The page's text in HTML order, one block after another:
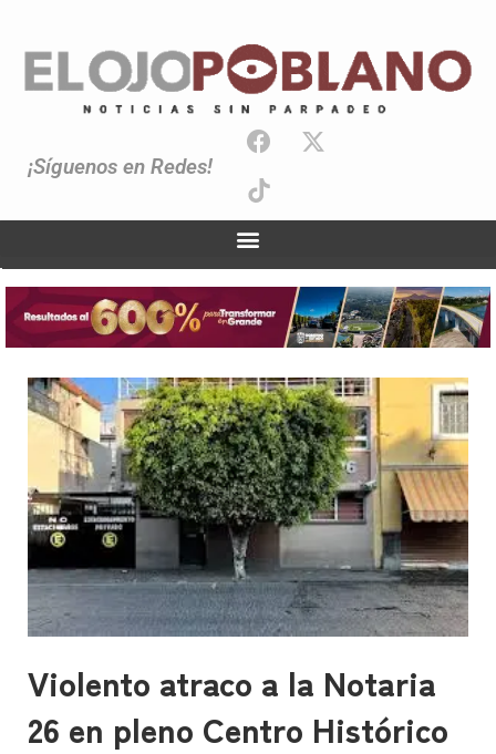
¡Síguenos en Redes!
Violento atraco a la Notaria
26 en pleno Centro Histórico